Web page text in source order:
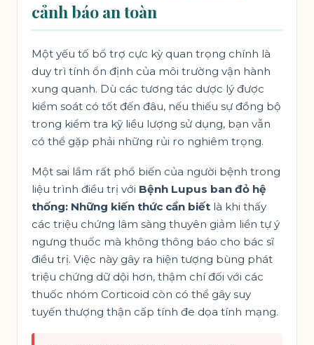
cảnh báo an toàn
Một yếu tố bổ trợ cực kỳ quan trọng chính là
duy trì tính ổn định của môi trường vận hành
xung quanh. Dù các tương tác dược lý được
kiểm soát có tốt đến đâu, nếu thiếu sự đồng bộ
trong kiểm tra kỹ liều lượng sử dụng, bạn vẫn
có thể gặp phải những rủi ro nghiêm trọng.
Một sai lầm rất phổ biến của người bệnh trong
liệu trình điều trị với Bệnh Lupus ban đỏ hệ
thống: Những kiến thức cần biết là khi thấy
các triệu chứng lâm sàng thuyên giảm liền tự ý
ngưng thuốc mà không thông báo cho bác sĩ
điều trị. Việc này gây ra hiện tượng bùng phát
triệu chứng dữ dội hơn, thậm chí đối với các
thuốc nhóm Corticoid còn có thể gây suy
tuyến thượng thận cấp tính đe dọa tính mạng.